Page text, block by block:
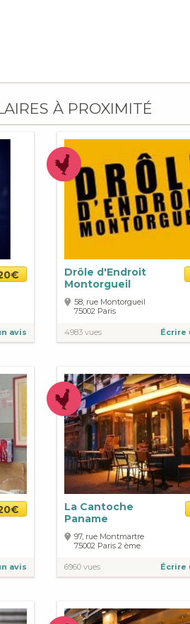
À PROXIMITÉ
avis
Drôle d'Endroit
Montorgueil
58, rue Montorgueil
75002 Paris
4983 vues Écrire
avis
La Cantoche
Paname
97, rue Montmartre
75002 Paris 2 ème
6960 vues Écrire